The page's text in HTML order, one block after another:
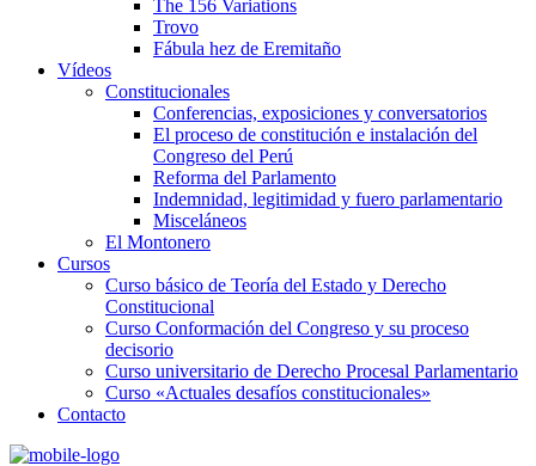
The 156 Variations
Trovo
Fábula hez de Eremitaño
Vídeos
Constitucionales
Conferencias, exposiciones y conversatorios
El proceso de constitución e instalación del
Congreso del Perú
Reforma del Parlamento
Indemnidad, legitimidad y fuero parlamentario
Misceláneos
El Montonero
Cursos
Curso básico de Teoría del Estado y Derecho
Constitucional
Curso Conformación del Congreso y su proceso
decisorio
Curso universitario de Derecho Procesal Parlamentario
Curso «Actuales desafíos constitucionales»
Contacto